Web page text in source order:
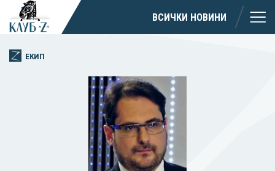
ВСИЧКИ НОВИНИ
ЕКИП